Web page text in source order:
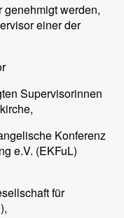
genehmigt werden,
einer der
Supervisorinnen
Konferenz
e.V. (EKFuL)
für